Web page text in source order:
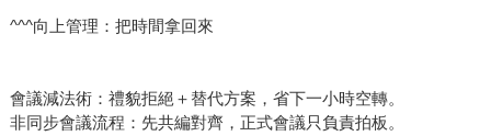
^^^向上管理：把時間拿回來
會議減法術：禮貌拒絕＋替代方案，省下一小時空轉。
非同步會議流程：先共編對齊，正式會議只負責拍板。